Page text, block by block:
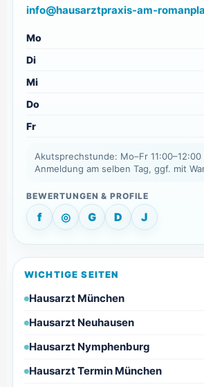
info@hausarztpraxis-am-
Mo
Di
Mi
Do
Fr
Akutsprechstunde: Mo–Fr
Anmeldung am selben Tag, ggf. mit
f ◎ G D J
WICHTIGE SEITEN
Hausarzt München
Hausarzt Neuhausen
Hausarzt Nymphenburg
Hausarzt Termin München